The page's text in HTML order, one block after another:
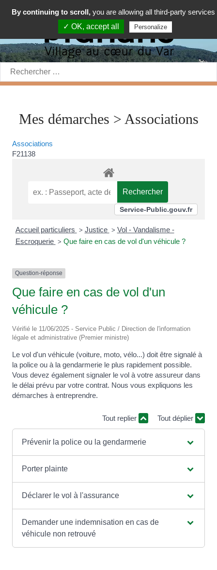
Rechercher:
Mes démarches > Associations
Associations
F21138
Service-Public.gouv.fr
Accueil particuliers > Justice > Vol - Vandalisme -
Escroquerie > Que faire en cas de vol d'un véhicule ?
Question-réponse
Que faire en cas de vol d'un
véhicule ?
Vérifié le 11/06/2025 - Service Public / Direction de l'information
légale et administrative (Premier ministre)
Le vol d'un véhicule (voiture, moto, vélo...) doit être signalé à
la police ou à la gendarmerie le plus rapidement possible.
Vous devez également signaler le vol à votre assureur dans
le délai prévu par votre contrat. Nous vous expliquons les
démarches à entreprendre.
Tout replier Tout déplier
Prévenir la police ou la gendarmerie
Porter plainte
Déclarer le vol à l'assurance
Demander une indemnisation en cas de
véhicule non retrouvé
By continuing to scroll, you are allowing all third-party services
✓ OK, accept all
Personalize